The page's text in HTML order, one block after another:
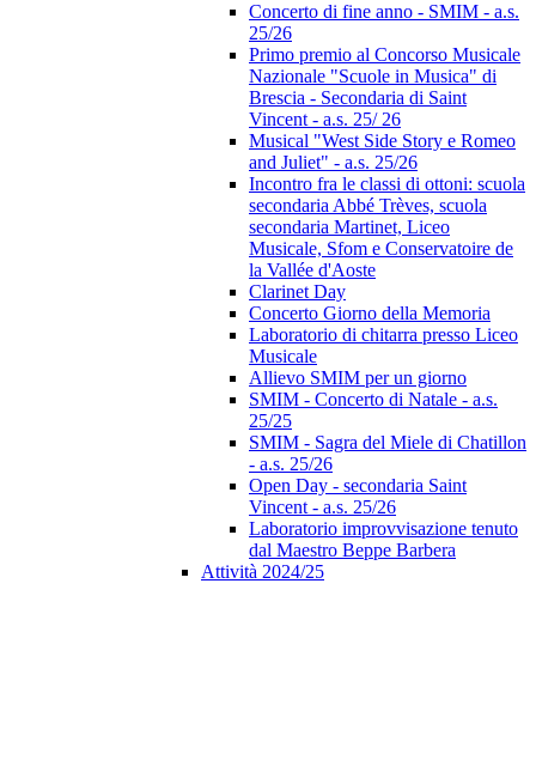
Concerto di fine anno - SMIM - a.s.
25/26
Primo premio al Concorso Musicale
Nazionale "Scuole in Musica" di
Brescia - Secondaria di Saint
Vincent - a.s. 25/ 26
Musical "West Side Story e Romeo
and Juliet" - a.s. 25/26
Incontro fra le classi di ottoni: scuola
secondaria Abbé Trèves, scuola
secondaria Martinet, Liceo
Musicale, Sfom e Conservatoire de
la Vallée d'Aoste
Clarinet Day
Concerto Giorno della Memoria
Laboratorio di chitarra presso Liceo
Musicale
Allievo SMIM per un giorno
SMIM - Concerto di Natale - a.s.
25/25
SMIM - Sagra del Miele di Chatillon
- a.s. 25/26
Open Day - secondaria Saint
Vincent - a.s. 25/26
Laboratorio improvvisazione tenuto
dal Maestro Beppe Barbera
Attività 2024/25